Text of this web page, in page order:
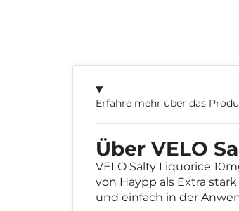
Erfahre mehr über das
Über VELO
VELO Salty Liquorice
von Haypp als Extra
und einfach in der